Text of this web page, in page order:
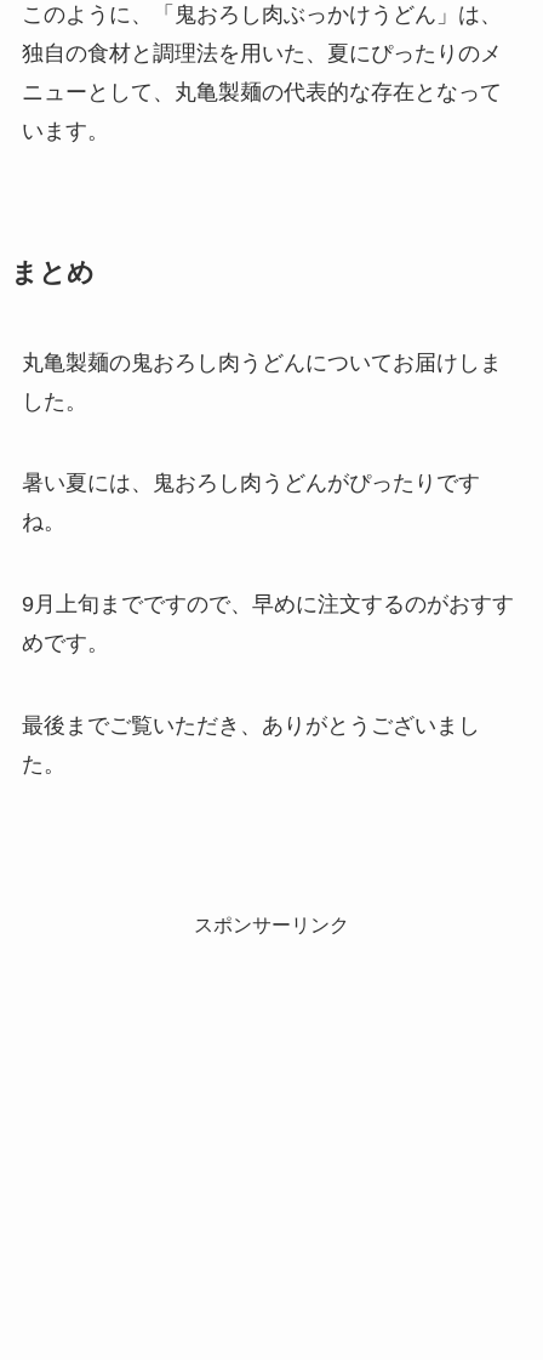
このように、「鬼おろし肉ぶっかけうどん」は、
独自の食材と調理法を用いた、夏にぴったりのメ
ニューとして、丸亀製麺の代表的な存在となって
います。
まとめ
丸亀製麺の鬼おろし肉うどんについてお届けしま
した。
暑い夏には、鬼おろし肉うどんがぴったりです
ね。
9月上旬までですので、早めに注文するのがおすす
めです。
最後までご覧いただき、ありがとうございまし
た。
スポンサーリンク